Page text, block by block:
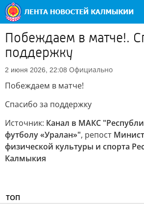
Побеждаем в матче!.
поддержку
2 июня 2026, 22:08 Официально
Побеждаем в матче!
Спасибо за поддержку
Источник: Канал в МАКС
футболу «Уралан»", репост
физической культуры и спорта
Калмыкия
ТОП